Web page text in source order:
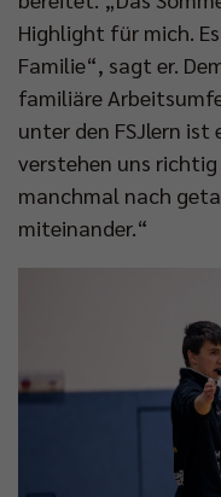
Highlight für mich.
Familie“, sagt er.
familiäre
unter den FSJlern ist
verstehen uns
manchmal nach
miteinander.“